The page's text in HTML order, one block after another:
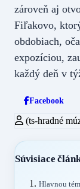
zároveň aj
Fiľakovo,
obdobiach,
expozíciou,
každý deň v
Facebook
(ts-hradné
Súvisiace
Hlavnou